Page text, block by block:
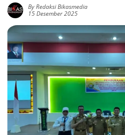
By Redaksi Bikasmedia
15 Desember 2025